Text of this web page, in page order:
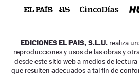
EDICIONES EL PAIS, S.L.U. realiza
reproducciones y usos de las obras y
desde este sitio web a medios de
que resulten adecuados a tal fin de